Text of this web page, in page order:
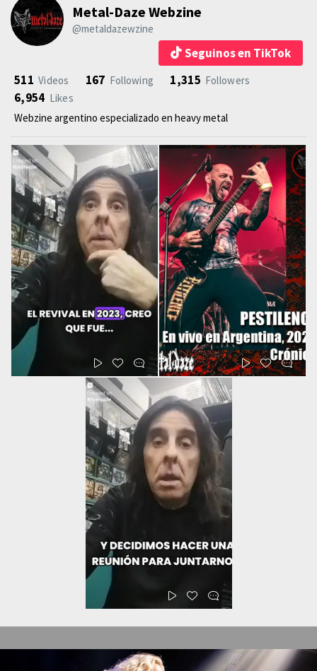
Metal-Daze Webzine
@metaldazewzine
Seguinos en TikTok
511 Videos 167 Following 1,315 Followers
6,954 Likes
Webzine argentino especializado en heavy metal